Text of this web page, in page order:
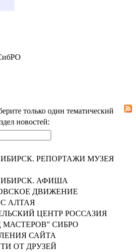
только один тематический
новостей:
РЕПОРТАЖИ МУЗЕЯ
АФИША
ДВИЖЕНИЕ
АЛТАЯ
ЦЕНТР РОССАЗИЯ
МАСТЕРОВ" СИБРО
САЙТА
ОТ ДРУЗЕЙ